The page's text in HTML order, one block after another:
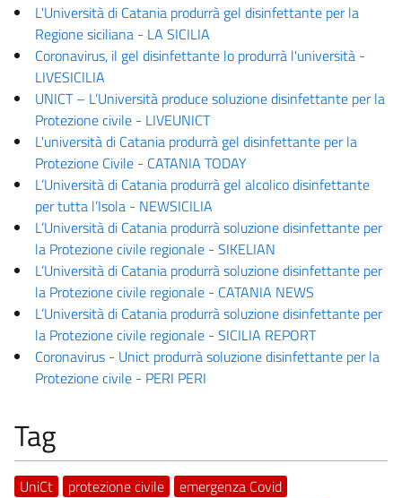
L'Università di Catania produrrà gel disinfettante per la
Regione siciliana - LA SICILIA
Coronavirus, il gel disinfettante lo produrrà l'università -
LIVESICILIA
UNICT – L’Università produce soluzione disinfettante per la
Protezione civile - LIVEUNICT
L'università di Catania produrrà gel disinfettante per la
Protezione Civile - CATANIA TODAY
L’Università di Catania produrrà gel alcolico disinfettante
per tutta l’Isola - NEWSICILIA
L’Università di Catania produrrà soluzione disinfettante per
la Protezione civile regionale - SIKELIAN
L’Università di Catania produrrà soluzione disinfettante per
la Protezione civile regionale - CATANIA NEWS
L’Università di Catania produrrà soluzione disinfettante per
la Protezione civile regionale - SICILIA REPORT
Coronavirus - Unict produrrà soluzione disinfettante per la
Protezione civile - PERI PERI
Tag
UniCt protezione civile
emergenza Covid